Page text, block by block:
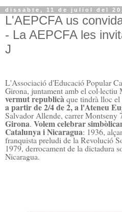
dissabte, 11 de juliol del
L'AEPCFA us
- La AEPCFA les
J
L'Associació d'Educació Popular
Girona, juntament amb el
vermut republicàque tindrà lloc el
a partir de 2/4 de 2, a l'Ateneu
Salvador Allende, carrer Montseny
Girona. Volem celebrar
Catalunya i Nicaragua: 1936,
franquista preludi de la Revolució
1979, derrocament de la dictadura
Nicaragua.